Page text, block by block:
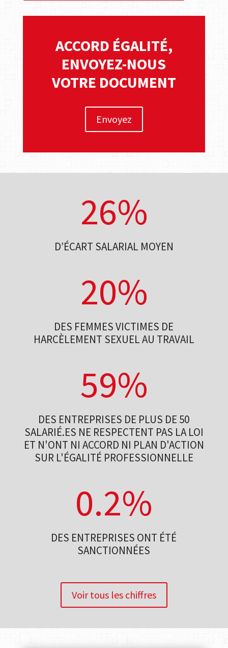
ACCORD ÉGALITÉ,
ENVOYEZ-NOUS
VOTRE DOCUMENT
Envoyez
26%
D’ÉCART SALARIAL MOYEN
20%
DES FEMMES VICTIMES DE
HARCÈLEMENT SEXUEL AU TRAVAIL
59%
DES ENTREPRISES DE PLUS DE 50
SALARIÉ.ES NE RESPECTENT PAS LA LOI
ET N'ONT NI ACCORD NI PLAN D'ACTION
SUR L'ÉGALITÉ PROFESSIONNELLE
0.2%
DES ENTREPRISES ONT ÉTÉ
SANCTIONNÉES
Voir tous les chiffres